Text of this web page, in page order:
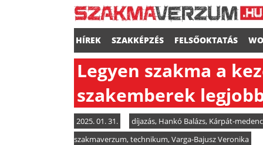
HÍREK SZAKKÉPZÉS FELSŐOKTATÁS
Legyen szakma a
szakemberek
2025. 01. 31. díjazás, Hankó Balázs, Kárpát-
szakmaverzum,technikum,Varga-Bajusz Veronika